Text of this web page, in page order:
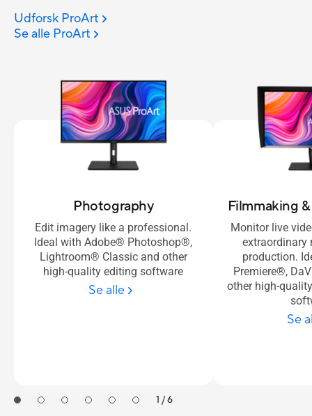
Udforsk ProArt
Se alle ProArt
Photography
Edit imagery like a professional.
Ideal with Adobe® Photoshop®,
Lightroom® Classic and other
high-quality editing software
Se alle
Filmmaking
Monitor live
extraordinary
production.
Premiere®,
other high-
Se
1 / 6